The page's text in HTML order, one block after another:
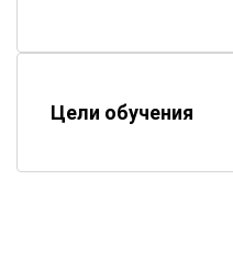
Цели обучения